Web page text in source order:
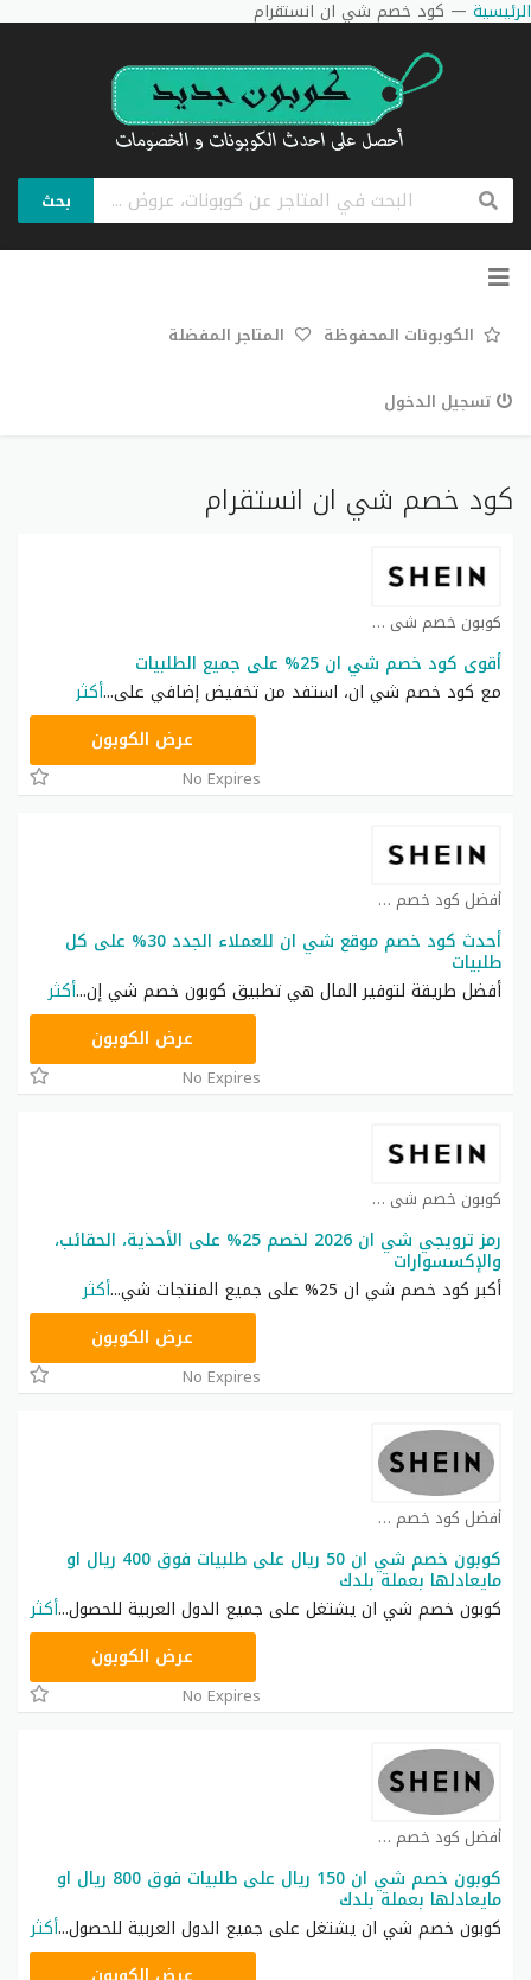
الرئيسية — كود خصم شي ان انستقرام
بحث
تخطي
الكوبونات المحفوظة المتاجر المفضلة
تسجيل الدخول
كود خصم شي ان انستقرام
كوبون خصم شي ان كوبون
أقوى كود خصم شي ان 25% على جميع الطلبيات
مع كود خصم شي ان، استفد من تخفيض إضافي على...أكثر
عرض الكوبون
No Expires
أفضل كود خصم شي ان كوبون
أحدث كود خصم موقع شي ان للعملاء الجدد 30% على كل
طلبيات
أفضل طريقة لتوفير المال هي تطبيق كوبون خصم شي إن...أكثر
عرض الكوبون
No Expires
كوبون خصم شي ان كوبون
رمز ترويجي شي ان 2026 لخصم 25% على الأحذية، الحقائب،
والإكسسوارات
أكبر كود خصم شي ان 25% على جميع المنتجات شي
...أكثر
عرض الكوبون
No Expires
أفضل كود خصم شي ان كوبون
كوبون خصم شي ان 50 ريال على طلبيات فوق 400 ريال او
مايعادلها بعملة بلدك
كوبون خصم شي ان يشتغل على جميع الدول العربية للحصول...أكثر
عرض الكوبون
No Expires
أفضل كود خصم شي ان كوبون
كوبون خصم شي ان 150 ريال على طلبيات فوق 800 ريال او
مايعادلها بعملة بلدك
كوبون خصم شي ان يشتغل على جميع الدول العربية للحصول...أكثر